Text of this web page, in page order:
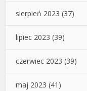
sierpień 2023 (37)
lipiec 2023 (39)
czerwiec 2023 (39)
maj 2023 (41)